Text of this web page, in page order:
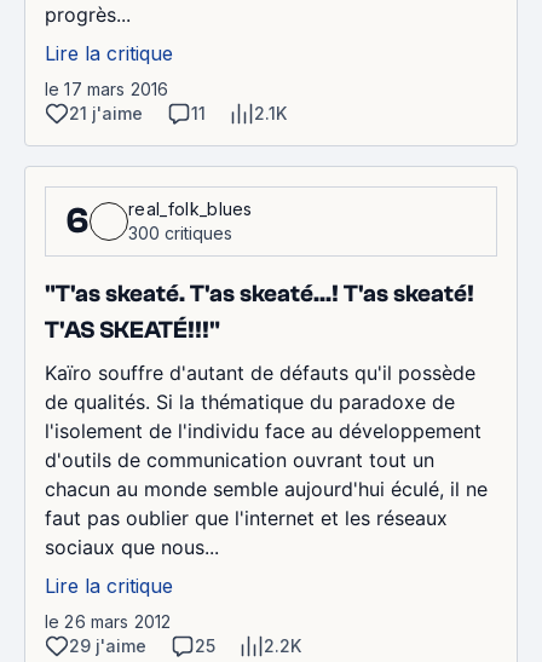
progrès...
Lire la critique
le 17 mars 2016
21 j'aime
11 2.1K
6
real_folk_blues
300 critiques
"T'as skeaté. T'as skeaté...! T'as skeaté!
T'AS SKEATÉ!!!"
Kaïro souffre d'autant de défauts qu'il possède
de qualités. Si la thématique du paradoxe de
l'isolement de l'individu face au développement
d'outils de communication ouvrant tout un
chacun au monde semble aujourd'hui éculé, il ne
faut pas oublier que l'internet et les réseaux
sociaux que nous...
Lire la critique
le 26 mars 2012
29 j'aime
25 2.2K